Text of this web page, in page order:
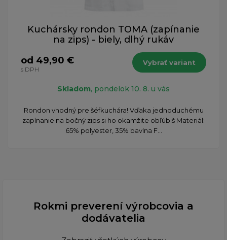
Kuchársky rondon TOMA (zapínanie
na zips) - biely, dlhý rukáv
od 49,90 €
s DPH
Vybrať variant
Skladom, pondelok 10. 8. u vás
Rondon vhodný pre šéfkuchára! Vďaka jednoduchému
zapínanie na bočný zips si ho okamžite obľúbiš Materiál:
65% polyester, 35% bavlna F...
Rokmi preverení výrobcovia a
dodávatelia